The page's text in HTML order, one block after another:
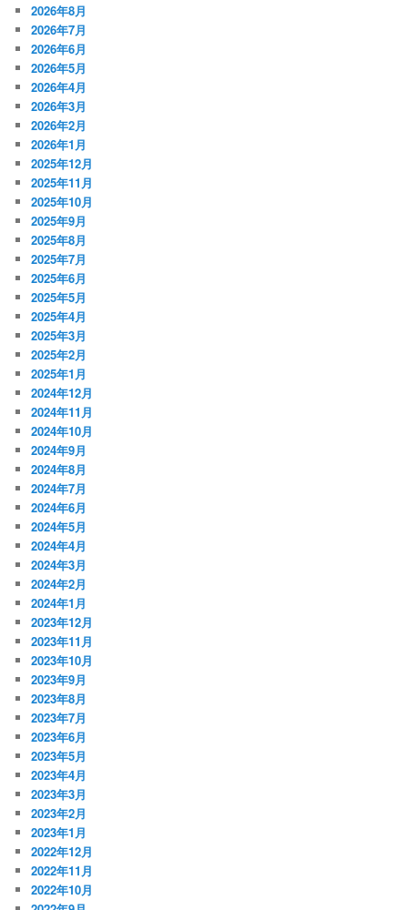
2026年8月
2026年7月
2026年6月
2026年5月
2026年4月
2026年3月
2026年2月
2026年1月
2025年12月
2025年11月
2025年10月
2025年9月
2025年8月
2025年7月
2025年6月
2025年5月
2025年4月
2025年3月
2025年2月
2025年1月
2024年12月
2024年11月
2024年10月
2024年9月
2024年8月
2024年7月
2024年6月
2024年5月
2024年4月
2024年3月
2024年2月
2024年1月
2023年12月
2023年11月
2023年10月
2023年9月
2023年8月
2023年7月
2023年6月
2023年5月
2023年4月
2023年3月
2023年2月
2023年1月
2022年12月
2022年11月
2022年10月